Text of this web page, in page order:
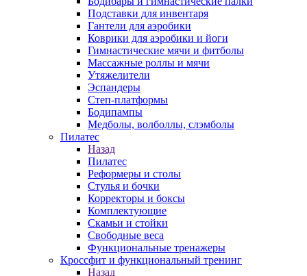
Подставки для инвентаря
Гантели для аэробики
Коврики для аэробики и йоги
Гимнастические мячи и фитболы
Массажные роллы и мячи
Утяжелители
Эспандеры
Степ-платформы
Бодипампы
Медболы, волболлы, слэмболы
Пилатес
Назад
Пилатес
Реформеры и столы
Стулья и бочки
Корректоры и боксы
Комплектующие
Скамьи и стойки
Свободные веса
Функциональные тренажеры
Кроссфит и функциональный тренинг
Назад